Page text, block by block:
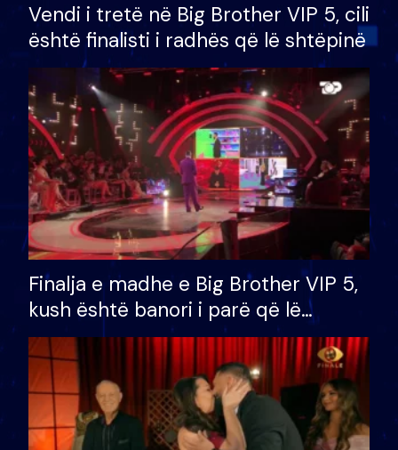
Vendi i tretë në Big Brother VIP 5, cili
është finalisti i radhës që lë shtëpinë
Finalja e madhe e Big Brother VIP 5,
kush është banori i parë që lë
shtëpinë dhe humb mundësinë për
të fituar çmimin e madh